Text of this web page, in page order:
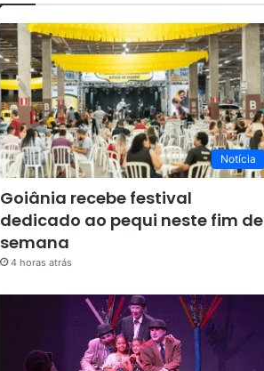
Notícia
Goiânia recebe festival
dedicado ao pequi neste fim de
semana
4 horas atrás